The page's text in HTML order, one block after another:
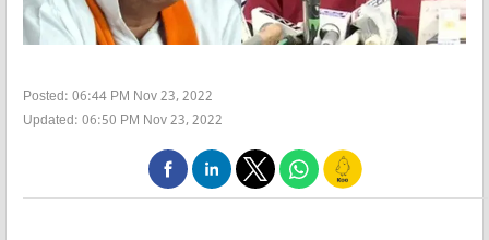
Posted: 06:44 PM Nov 23, 2022
Updated: 06:50 PM Nov 23, 2022